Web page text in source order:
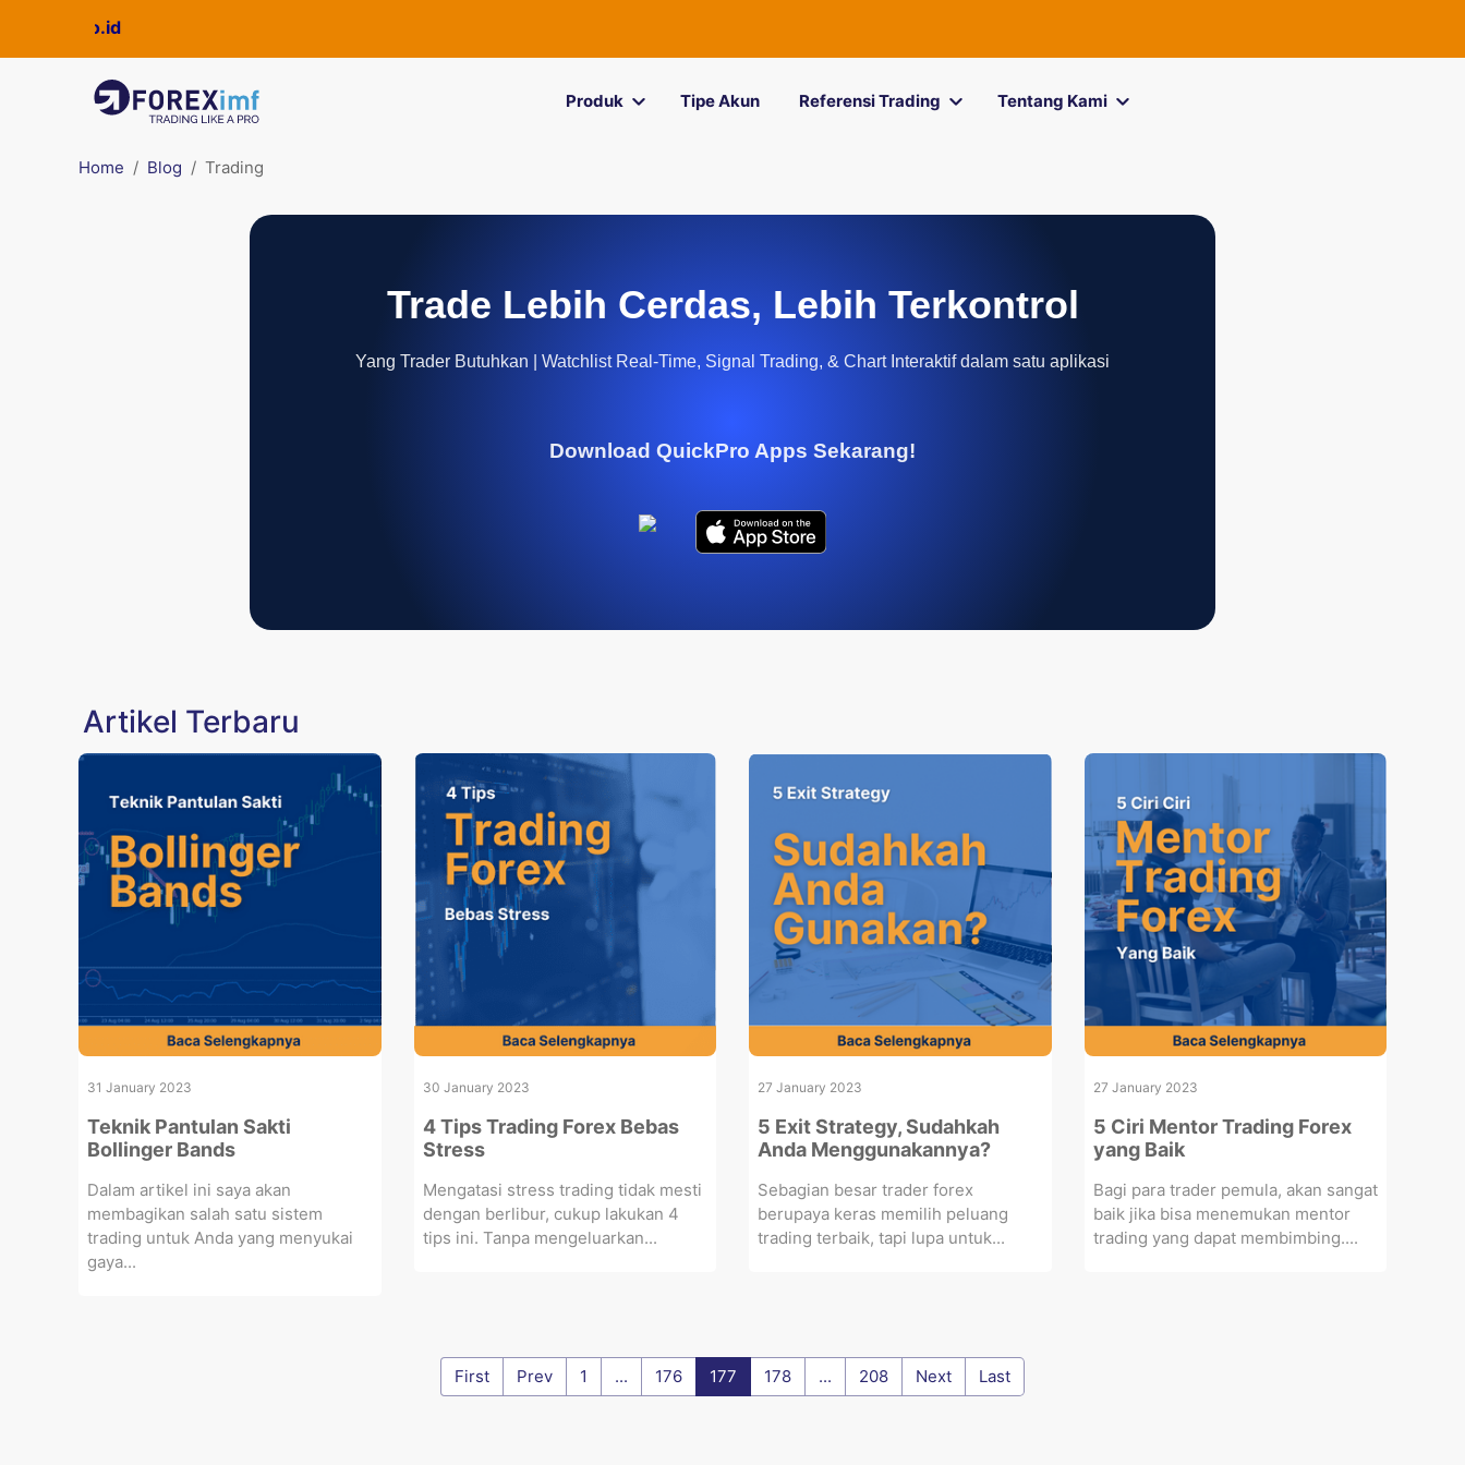
Produk Tipe Akun Referensi Trading Tentang Kami
Home Blog Trading
Trade Lebih Cerdas, Lebih Terkontrol
Yang Trader Butuhkan | Watchlist Real-Time, Signal Trading, & Chart Interaktif dalam satu aplikasi
Download QuickPro Apps Sekarang!
Artikel Terbaru
31 January 2023
Teknik Pantulan Sakti
Bollinger Bands
Dalam artikel ini saya akan
membagikan salah satu sistem
trading untuk Anda yang menyukai
gaya...
30 January 2023
4 Tips Trading Forex Bebas
Stress
Mengatasi stress trading tidak mesti
dengan berlibur, cukup lakukan 4
tips ini. Tanpa mengeluarkan...
27 January 2023
5 Exit Strategy, Sudahkah
Anda Menggunakannya?
Sebagian besar trader forex
berupaya keras memilih peluang
trading terbaik, tapi lupa untuk...
27 January 2023
5 Ciri Mentor Trading Forex
yang Baik
Bagi para trader pemula, akan sangat
baik jika bisa menemukan mentor
trading yang dapat membimbing....
First Prev 1 ... 176 177 178 ... 208 Next Last